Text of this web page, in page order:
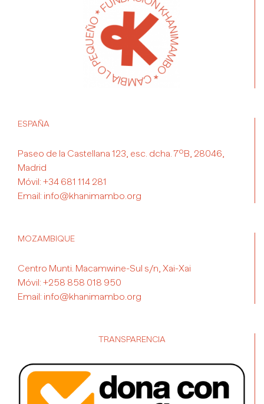
ESPAÑA
Paseo de la Castellana 123, esc. dcha. 7ºB, 28046,
Madrid
Móvil: +34 681 114 281
Email: info@khanimambo.org
MOZAMBIQUE
Centro Munti. Macamwine-Sul s/n, Xai-Xai
Móvil: +258 858 018 950
Email: info@khanimambo.org
TRANSPARENCIA